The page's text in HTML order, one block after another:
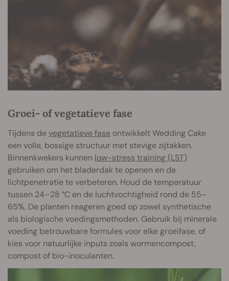
Groei- of vegetatieve fase
Tijdens devegetatieve fase ontwikkelt Wedding Cake
een volle, bossige structuur met stevige zijtakken.
Binnenkwekers kunnen low-stress training (LST)
gebruiken om het bladerdak te openen en de
lichtpenetratie te verbeteren. Houd de temperatuur
tussen 24–28 °C en de luchtvochtigheid rond de 55–
65%. De planten reageren goed op zowel synthetische
als biologische voedingsmethoden. Gebruik bij minerale
voeding betrouwbare formules voor elke groeifase, of
kies voor natuurlijke inputs zoals wormencompost,
compost of bio-inoculanten.